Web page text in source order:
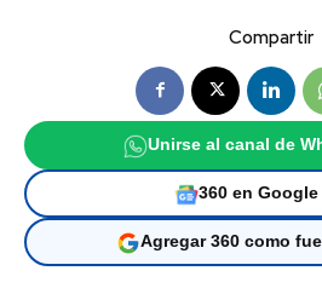
Compartir
Unirse al canal de
360 en Google
Agregar 360 como